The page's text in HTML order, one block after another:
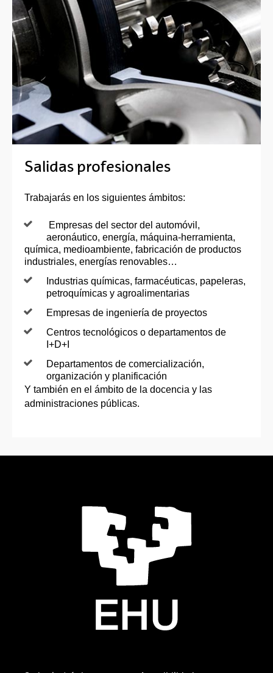
Salidas profesionales
Trabajarás en los siguientes ámbitos:
Empresas del sector del automóvil,
aeronáutico, energía, máquina-herramienta,
química, medioambiente, fabricación de productos
industriales, energías renovables…
Industrias químicas, farmacéuticas, papeleras,
petroquímicas y agroalimentarias
Empresas de ingeniería de proyectos
Centros tecnológicos o departamentos de
I+D+I
Departamentos de comercialización,
organización y planificación
Y también en el ámbito de la docencia y las
administraciones públicas.